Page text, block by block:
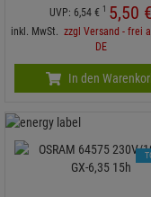
UVP: 6, 54 € 1 5,50 €
inkl. MwSt. zzgl Versand - frei
DE
In den